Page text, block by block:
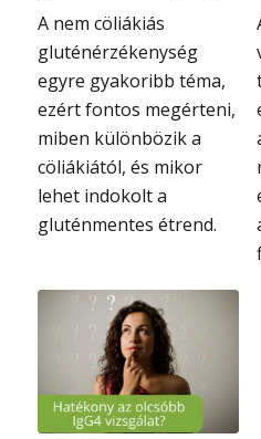
A nem cöliákiás
gluténérzékenység
egyre gyakoribb téma,
ezért fontos megérteni,
miben különbözik a
cöliákiától, és mikor
lehet indokolt a
gluténmentes étrend.